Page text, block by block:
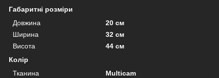
Габаритні розміри
Довжина
20 см
Ширина
32 см
Висота
44 см
Колір
Тканина
Multicam